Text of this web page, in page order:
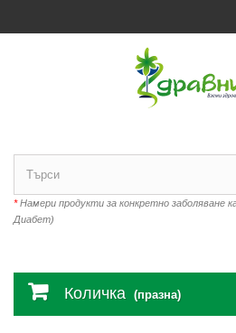
*Намери продукти за конкретно заболяване
Диабет)
Количка (празна)